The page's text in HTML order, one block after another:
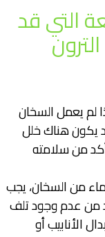
التي قد
لم يعمل السخان
يكون هناك خلل
من سلامته
من السخان، يجب
من عدم وجود تلف
الأنابيب أو